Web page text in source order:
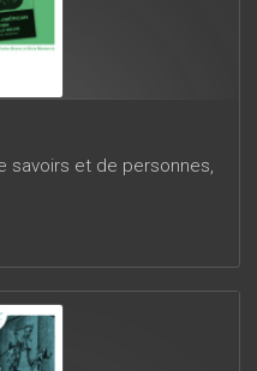
savoirs et de personnes,